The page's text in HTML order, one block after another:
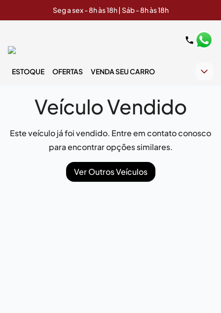
Seg a sex - 8h às 18h | Sáb - 8h às 18h
ESTOQUE OFERTAS VENDA SEU CARRO
Veículo Vendido
Este veículo já foi vendido. Entre em contato conosco
para encontrar opções similares.
Ver Outros Veículos